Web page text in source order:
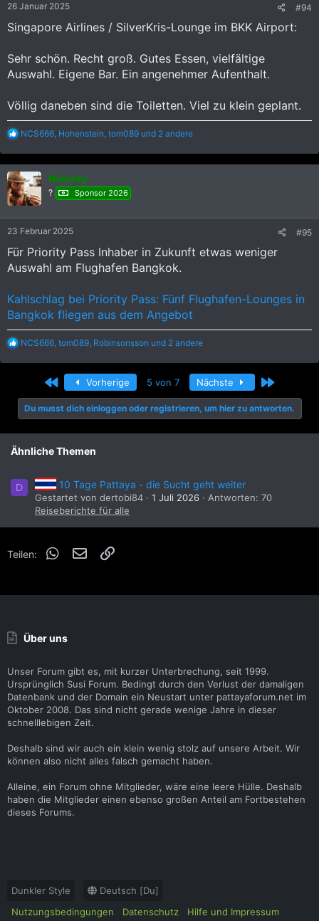
26 Januar 2025 #94
Singapore Airlines / SilverKris-Lounge im BKK Airport:
Sehr schön. Recht groß. Gutes Essen, vielfältige
Auswahl. Eigene Bar. Ein angenehmer Aufenthalt.
Völlig daneben sind die Toiletten. Viel zu klein geplant.
R
a
k
t
i
o
n
NCS666, Hohenstein, tom089 und 2 andere
Nobody
? Sponsor 2026
23 Februar 2025 #95
Für Priority Pass Inhaber in Zukunft etwas weniger
Auswahl am Flughafen Bangkok.
Kahlschlag bei Priority Pass: Fünf Flughafen-Lounges in
Bangkok fliegen aus dem Angebot
R
a
i
o
n
e
:
NCS666, tom089, Robinsonsson und 2 andere
Erste Vorherige 5 von 7 Nächste Letzte
Du musst dich einloggen oder registrieren, um hier zu antworten.
Ähnliche Themen
D 10 Tage Pattaya - die Sucht geht weiter
Gestartet von dertobi84 1 Juli 2026
Antworten: 70
Reiseberichte für alle
Teilen: WhatsApp
E-Mail
Über uns
Unser Forum gibt es, mit kurzer Unterbrechung, seit 1999.
Ursprünglich Susi Forum. Bedingt durch den Verlust der damaligen
Datenbank und der Domain ein Neustart unter pattayaforum.net im
Oktober 2008. Das sind nicht gerade wenige Jahre in dieser
schnelllebigen Zeit.
Deshalb sind wir auch ein klein wenig stolz auf unsere Arbeit. Wir
können also nicht alles falsch gemacht haben.
Alleine, ein Forum ohne Mitglieder, wäre eine leere Hülle. Deshalb
haben die Mitglieder einen ebenso großen Anteil am Fortbestehen
dieses Forums.
Dunkler Style
Deutsch [Du]
Nutzungsbedingungen
Datenschutz Hilfe und Impressum